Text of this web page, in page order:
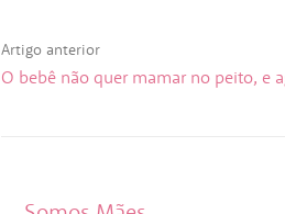
Artigo anterior
O bebê não quer mamar no peito, e